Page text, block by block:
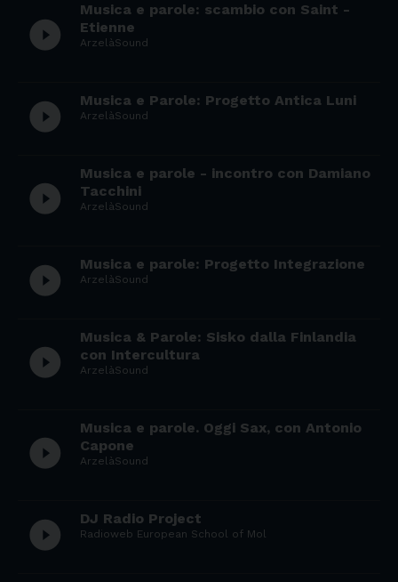
play_circle_filled
Musica e parole: scambio con Saint -
Etienne
ArzelàSound
play_circle_filled Musica e Parole: Progetto Antica Luni
ArzelàSound
play_circle_filled
Musica e parole - incontro con Damiano
Tacchini
ArzelàSound
play_circle_filled Musica e parole: Progetto Integrazione
ArzelàSound
play_circle_filled
Musica & Parole: Sisko dalla Finlandia
con Intercultura
ArzelàSound
play_circle_filled
Musica e parole. Oggi Sax, con Antonio
Capone
ArzelàSound
play_circle_filled DJ Radio Project
Radioweb European School of Mol